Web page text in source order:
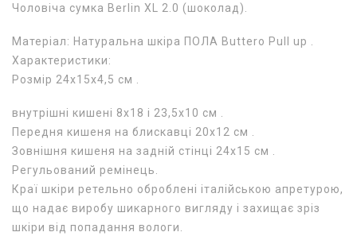
Чоловіча сумка Berlin XL 2.0 (шоколад).
Матеріал: Натуральна шкіра ПОЛА Buttero Pull up .
Характеристики:
Розмір 24х15х4,5 см .
внутрішні кишені 8х18 і 23,5х10 см .
Передня кишеня на блискавці 20х12 см .
Зовнішня кишеня на задній стінці 24х15 см .
Регульований ремінець.
Краї шкіри ретельно оброблені італійською апретурою,
що надає виробу шикарного вигляду і захищає зріз
шкіри від попадання вологи.